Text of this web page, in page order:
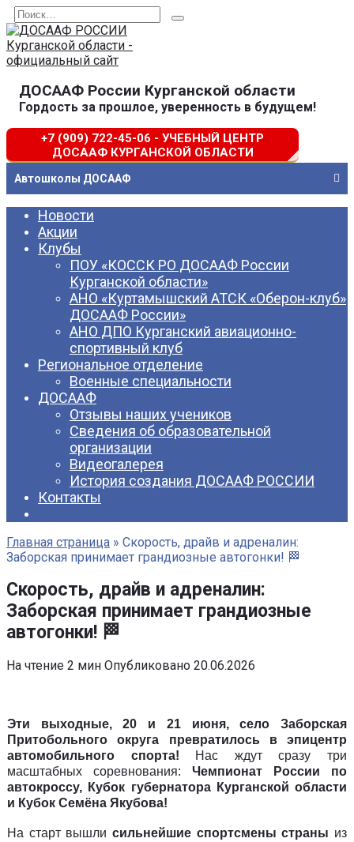
Перейти
к
содержанию
Search
for:
ДОСААФ России Курганской области
Гордость за прошлое, уверенность в будущем!
+7 (909) 722-45-06 - УЧЕБНЫЙ ЦЕНТР
ДОСААФ КУРГАНСКОЙ ОБЛАСТИ
Автошколы ДОСААФ
Новости
Акции
Клубы
ПОУ «КОССК РО ДОСААФ России
Курганской области»
АНО «Куртамышский АТСК «Оберон-клуб»
ДОСААФ России»
АНО ДПО Курганский авиационно-
спортивный клуб
Региональное отделение
Военные специальности
ДОСААФ
Отзывы наших учеников
Сведения об образовательной
организации
Видеогалерея
История создания ДОСААФ РОССИИ
Контакты
Главная страница » Скорость, драйв и адреналин:
Заборская принимает грандиозные автогонки! 🏁
Скорость, драйв и адреналин:
Заборская принимает грандиозные
автогонки! 🏁
На чтение 2 мин Опубликовано 20.06.2026
Эти выходные, 20 и 21 июня, село Заборская
Притобольного округа превратилось в эпицентр
автомобильного спорта! Нас ждут сразу три
масштабных соревнования: Чемпионат России по
автокроссу, Кубок губернатора Курганской области
и Кубок Семёна Якубова!
На старт вышли сильнейшие спортсмены страны из